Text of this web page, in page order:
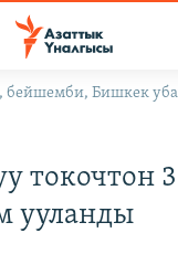
бейшемби, Бишкек
токочтон
ууланды